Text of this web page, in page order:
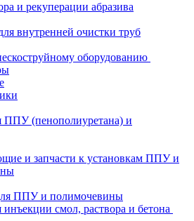
и рекуперации абразива
внутренней очистки труб
оборудованию
ППУ (пенополиуретана) и
и запчасти к установкам ППУ и
ППУ и полимочевины
смол, раствора и бетона